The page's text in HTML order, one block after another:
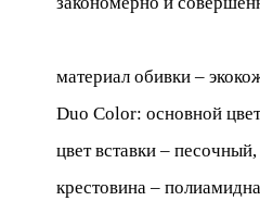
материал обивки –
Duo Color: основной
цвет вставки – песочный,
крестовина –